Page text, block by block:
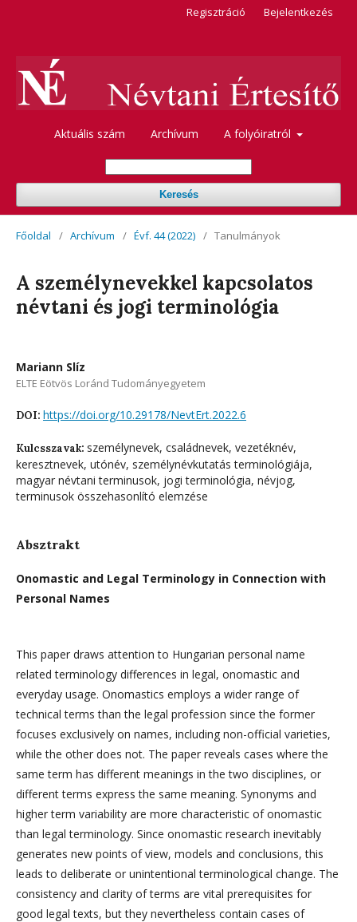
Aktuális szám Archívum A folyóiratról
Keresés
Regisztráció Bejelentkezés
Főoldal / Archívum / Évf. 44 (2022) / Tanulmányok
A személynevekkel kapcsolatos
névtani és jogi terminológia
Mariann Slíz
ELTE Eötvös Loránd Tudományegyetem
DOI: https://doi.org/10.29178/NevtErt.2022.6
Kulcsszavak: személynevek, családnevek, vezetéknév,
keresztnevek, utónév, személynévkutatás terminológiája,
magyar névtani terminusok, jogi terminológia, névjog,
terminusok összehasonlító elemzése
Absztrakt
Onomastic and Legal Terminology in Connection with
Personal Names
This paper draws attention to Hungarian personal name
related terminology differences in legal, onomastic and
everyday usage. Onomastics employs a wider range of
technical terms than the legal profession since the former
focuses exclusively on names, including non-official varieties,
while the other does not. The paper reveals cases where the
same term has different meanings in the two disciplines, or
different terms express the same meaning. Synonyms and
higher term variability are more characteristic of onomastic
than legal terminology. Since onomastic research inevitably
generates new points of view, models and conclusions, this
leads to deliberate or unintentional terminological change. The
consistency and clarity of terms are vital prerequisites for
good legal texts, but they nevertheless contain cases of